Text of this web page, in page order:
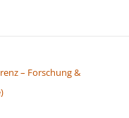
– Forschung &